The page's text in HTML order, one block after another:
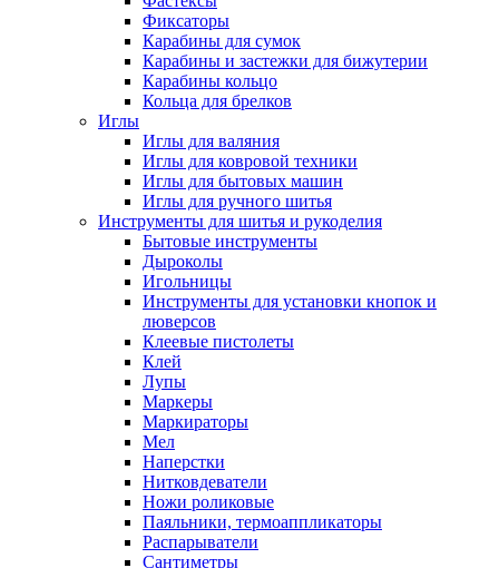
Фиксаторы
Карабины для сумок
Карабины и застежки для бижутерии
Карабины кольцо
Кольца для брелков
Иглы
Иглы для валяния
Иглы для ковровой техники
Иглы для бытовых машин
Иглы для ручного шитья
Инструменты для шитья и рукоделия
Бытовые инструменты
Дыроколы
Игольницы
Инструменты для установки кнопок и
люверсов
Клеевые пистолеты
Клей
Лупы
Маркеры
Маркираторы
Мел
Наперстки
Нитковдеватели
Ножи роликовые
Паяльники, термоаппликаторы
Распарыватели
Сантиметры